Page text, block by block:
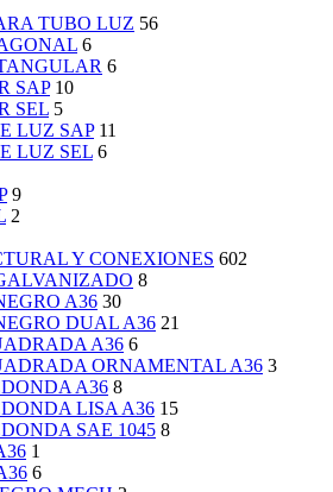
TUBO LUZ 56
6
6
SAP 10
SEL 5
LUZ SAP 11
LUZ SEL 6
9
2
Y CONEXIONES 602
8
A36 30
DUAL A36 21
A36 6
ORNAMENTAL A36 3
A36 8
LISA A36 15
SAE 1045 8
1
6